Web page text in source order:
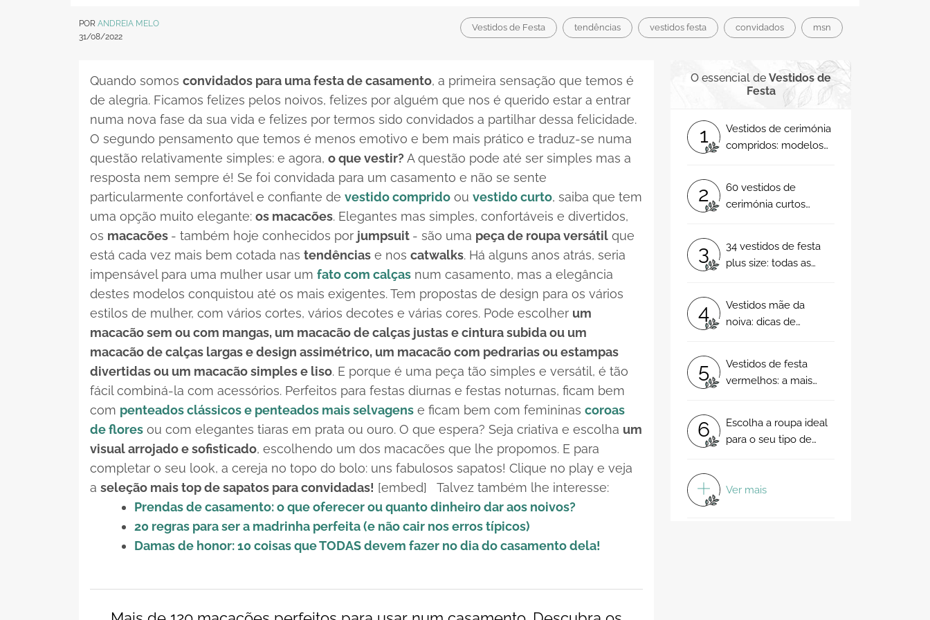
POR ANDREIA MELO
31/08/2022
Vestidos de Festa tendências vestidos festa convidados msn
Quando somos convidados para uma festa de casamento, a primeira sensação que temos é
de alegria. Ficamos felizes pelos noivos, felizes por alguém que nos é querido estar a entrar
numa nova fase da sua vida e felizes por termos sido convidados a partilhar dessa felicidade.
O segundo pensamento que temos é menos emotivo e bem mais prático e traduz-se numa
questão relativamente simples: e agora, o que vestir? A questão pode até ser simples mas a
resposta nem sempre é! Se foi convidada para um casamento e não se sente
particularmente confortável e confiante de vestido comprido ou vestido curto, saiba que tem
uma opção muito elegante: os macacões. Elegantes mas simples, confortáveis e divertidos,
os macacões - também hoje conhecidos por jumpsuit - são uma peça de roupa versátil que
está cada vez mais bem cotada nas tendências e nos catwalks. Há alguns anos atrás, seria
impensável para uma mulher usar um fato com calças num casamento, mas a elegância
destes modelos conquistou até os mais exigentes. Tem propostas de design para os vários
estilos de mulher, com vários cortes, vários decotes e várias cores. Pode escolher um
macacão sem ou com mangas, um macacão de calças justas e cintura subida ou um
macacão de calças largas edesign assimétrico, um macacão com pedrarias ou estampas
divertidas ou um macacão simples e liso. E porque é uma peça tão simples e versátil, é tão
fácil combiná-la com acessórios. Perfeitos para festas diurnas e festas noturnas, ficam bem
com penteados clássicos e penteados mais selvagens e ficam bem com femininas coroas
de flores ou com elegantes tiaras em prata ou ouro. O que espera? Seja criativa e escolha um
visual arrojado e sofisticado, escolhendo um dos macacões que lhe propomos. E para
completar o seu look, a cereja no topo do bolo: uns fabulosos sapatos! Clique no play e veja
a seleção mais top de sapatos para convidadas! [embed] Talvez também lhe interesse:
Prendas de casamento: o que oferecer ou quanto dinheiro dar aos noivos?
20 regras para ser a madrinha perfeita (e não cair nos erros típicos)
Damas de honor: 10 coisas que TODAS devem fazer no dia do casamento dela!
O essencial de Vestidos de
Festa
1
Vestidos de cerimónia
compridos: modelos
2
60 vestidos de
cerimónia curtos
Escolha o seu
preferido e arrase!
3
34 vestidos de festa
plus size: todas as
4
Vestidos mãe da
noiva: dicas de
5
Vestidos de festa
vermelhos: a mais
convidada!
6
Escolha a roupa ideal
para o seu tipo de
todos os outros dias...)!
Ver mais